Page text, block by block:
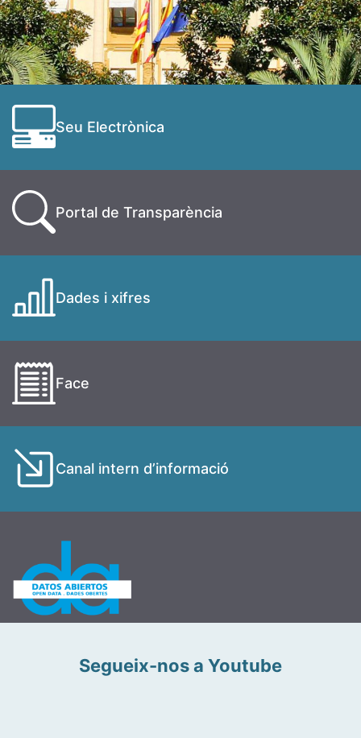
Seu Electrònica
Portal de Transparència
Dades i xifres
Face
Canal intern d’informació
Segueix-nos a Youtube